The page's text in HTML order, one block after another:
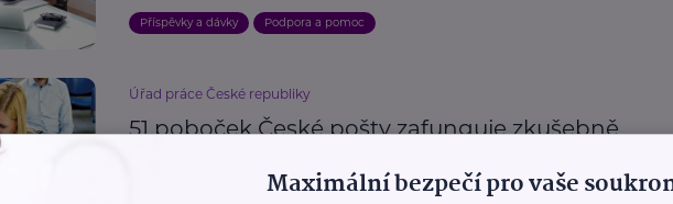
Příspěvky a dávky Podpora a pomoc
Úřad práce České republiky
51 poboček České pošty zafunguje zkušebně
Maximální bezpečí pro vaše